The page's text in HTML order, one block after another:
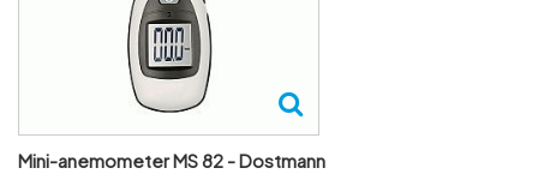
Mini-anemometer MS 82 - Dostmann